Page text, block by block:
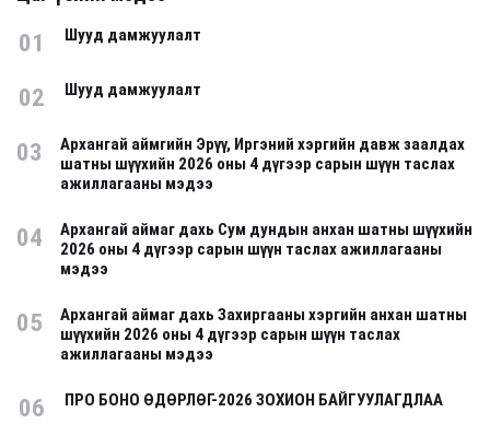
01 Шууд дамжуулалт
02 Шууд дамжуулалт
03
Архангай аймгийн Эрүү, Иргэний хэргийн давж заалдах
шатны шүүхийн 2026 оны 4 дүгээр сарын шүүн таслах
ажиллагааны мэдээ
04
Архангай аймаг дахь Сум дундын анхан шатны шүүхийн
2026 оны 4 дүгээр сарын шүүн таслах ажиллагааны
мэдээ
05
Архангай аймаг дахь Захиргааны хэргийн анхан шатны
шүүхийн 2026 оны 4 дүгээр сарын шүүн таслах
ажиллагааны мэдээ
06 ПРО БОНО ӨДӨРЛӨГ-2026 ЗОХИОН БАЙГУУЛАГДЛАА